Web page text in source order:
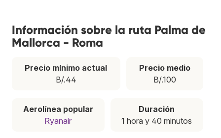
Información sobre la ruta Palma de
Mallorca - Roma
Precio mínimo actual
B/.44
Precio medio
B/.100
Aerolínea popular
Ryanair
Duración
1 hora y 40 minutos